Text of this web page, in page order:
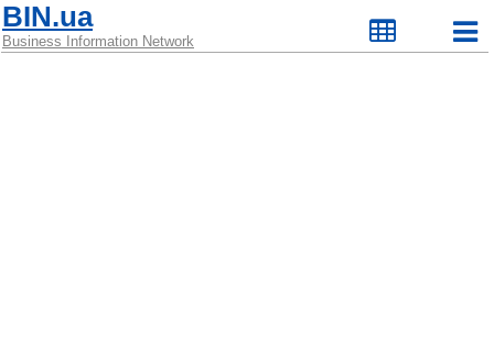
BIN.ua
Business Information Network